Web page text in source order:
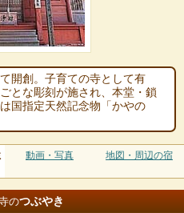
開創。子育ての寺として有
とな彫刻が施され、本堂・鎖
国指定天然記念物「かやの
動画・写真 地図・周辺の宿
のつぶやき